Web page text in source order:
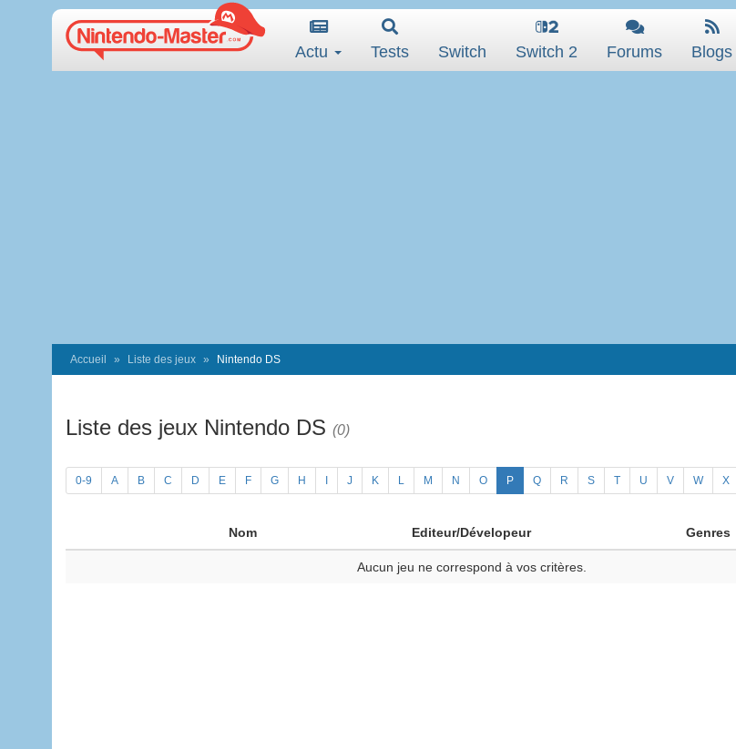
Actu Tests Switch Switch 2 Forums Blogs
Accueil Liste des jeux Nintendo DS
Liste des jeux Nintendo DS (0)
0-9 A B C D E F G H J K L M N O P Q R S T U V W X
Nom Editeur/Dévelopeur Genres
Aucun jeu ne correspond à vos critères.